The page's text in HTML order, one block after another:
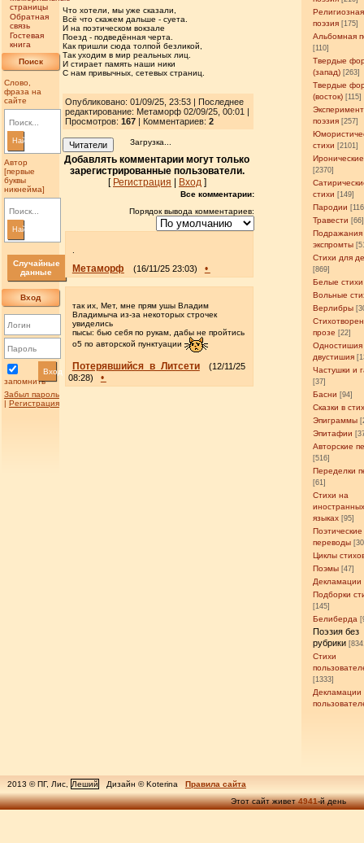
страницы
Обратная
связь
Гостевая
книга
Поиск
Слово,
фраза на
сайте
Найти
Автор
[первые
буквы
никнейма]
Найти
Случайные
данные
Вход
запомнить
Вход
Забыл пароль
| Регистрация
Религиозная
поэзия [175]
Альбомная
[110]
Твердые
(запад) [263]
Твердые
(восток) [115]
поэзия [257]
стихи [2101]
[2370]
стихи [149]
Пародии
Травести [66]
Подражания
экспромты
Стихи для
[869]
Белые стихи
Вольные
Верлибры
прозе [22]
Одностишия
двустишия
Частушки и
[37]
Басни [94]
Сказки в
Эпиграммы
Эпитафии
Авторские
[516]
Переделки
[61]
Стихи на
языках [95]
Поэтические
переводы
Циклы
Поэмы [47]
Декламации
Подборки
[145]
Белиберда
Поэзия без
рубрики
Стихи
[1333]
Декламации
Что хотели, мы уже сказали,
Всё что скажем дальше - суета.
И на поэтическом вокзале
Поезд - подведённая черта.
Как пришли сюда толпой безликой,
Так уходим в мир реальных лиц.
И стирает память наши ники
С нам привычных, сетевых страниц.
Опубликовано: 01/09/25, 23:53 | Последнее
редактирование: Метаморф 02/09/25, 00:01 |
Просмотров: 167| Комментариев: 2
Читатели Загрузка...
Добавлять комментарии могут только
зарегистрированные пользователи.
[ Регистрация Вход]
Все комментарии:
Порядок вывода комментариев:
Метаморф (16/11/25 23:03) •
так их, Мет, мне прям ушы Владим
Владимыча из-за некоторых строчек
увиделись
пысы: бью себя по рукам, дабы не пройтись
о5 по авторской пунктуации
Потерявшийся_в_Литсети
(12/11/25
08:28)
•
2013 © ПГ, Лис, Леший Дизайн © Koterina
Правила сайта
Этот сайт живет4941-й день